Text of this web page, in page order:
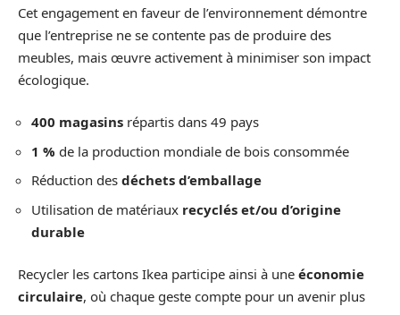
Cet engagement en faveur de l’environnement démontre
que l’entreprise ne se contente pas de produire des
meubles, mais œuvre activement à minimiser son impact
écologique.
400 magasins répartis dans 49 pays
1 % de la production mondiale de bois consommée
Réduction des déchets d’emballage
Utilisation de matériaux recyclés et/ou d’origine
durable
Recycler les cartons Ikea participe ainsi à une économie
circulaire, où chaque geste compte pour un avenir plus